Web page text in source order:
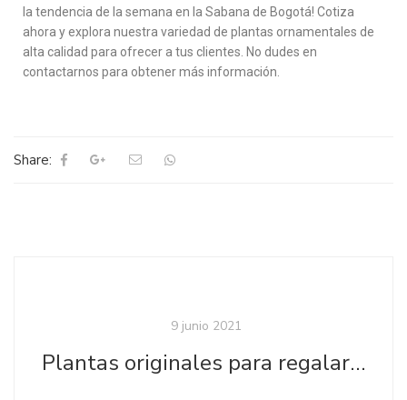
la tendencia de la semana en la Sabana de Bogotá! Cotiza
ahora y explora nuestra variedad de plantas ornamentales de
alta calidad para ofrecer a tus clientes. No dudes en
contactarnos para obtener más información.
Share:
9 junio 2021
Plantas originales para regalar el día del Padre